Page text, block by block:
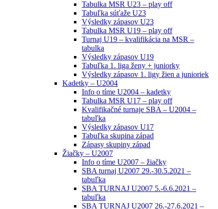
Tabulka MSR U23 – play off
Tabuľka súťaže U23
Výsledky zápasov U23
Tabulka MSR U19 – play off
Turnaj U19 – kvalifikácia na MSR –
tabulka
Výsledky zápasov U19
Tabuľka 1. liga ženy + juniorky
Výsledky zápasov 1. ligy žien a junioriek
Kadetky – U2004
Info o tíme U2004 – kadetky
Tabulka MSR U17 – play off
Kvalifikačné turnaje SBA – U2004 –
tabuľka
Výsledky zápasov U17
Tabuľka skupina západ
Zápasy skupiny západ
Žiačky – U2007
Info o tíme U2007 – žiačky
SBA turnaj U2007 29.-30.5.2021 –
tabuľka
SBA TURNAJ U2007 5.-6.6.2021 –
tabuľka
SBA TURNAJ U2007 26.-27.6.2021 –